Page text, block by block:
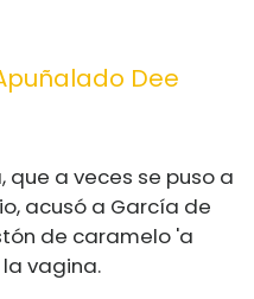
Dee
que a veces se puso a
acusó a García de
de caramelo 'a
vagina.